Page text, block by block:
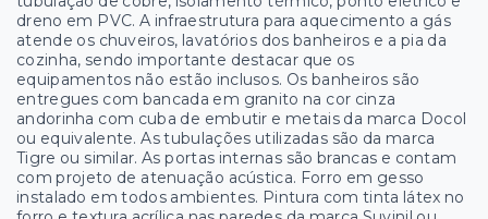
dreno em PVC. A infraestrutura para aquecimento a gás
atende os chuveiros, lavatórios dos banheiros e a pia da
cozinha, sendo importante destacar que os
equipamentos não estão inclusos. Os banheiros são
entregues com bancada em granito na cor cinza
andorinha com cuba de embutir e metais da marca Docol
ou equivalente. As tubulações utilizadas são da marca
Tigre ou similar. As portas internas são brancas e contam
com projeto de atenuação acústica. Forro em gesso
instalado em todos ambientes. Pintura com tinta látex no